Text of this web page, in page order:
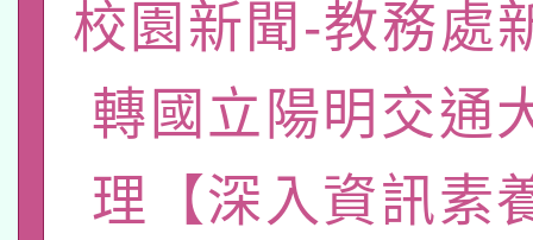
國立臺灣師範大學辦理
年度健康促進學校輔導
函轉國家教育研究院中
原住民族教育政策研討
族教育國際趨勢與發展
轉知教育部國民及學前
新北市政府教育局辦理
師專業成長研習實施計
函轉國立臺灣師範大學
族語言臺北學習中心
轉知有關國立成功大學
校園新聞-教務處
轉國立陽明交通
理【深入資訊素